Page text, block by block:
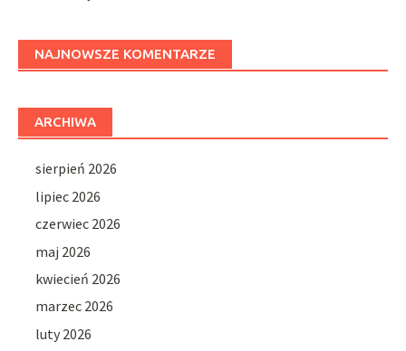
NAJNOWSZE KOMENTARZE
ARCHIWA
sierpień 2026
lipiec 2026
czerwiec 2026
maj 2026
kwiecień 2026
marzec 2026
luty 2026